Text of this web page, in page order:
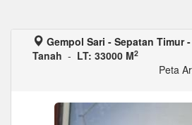
Gempol Sari - Sepatan Timur
Tanah - LT: 33000 M2
Peta